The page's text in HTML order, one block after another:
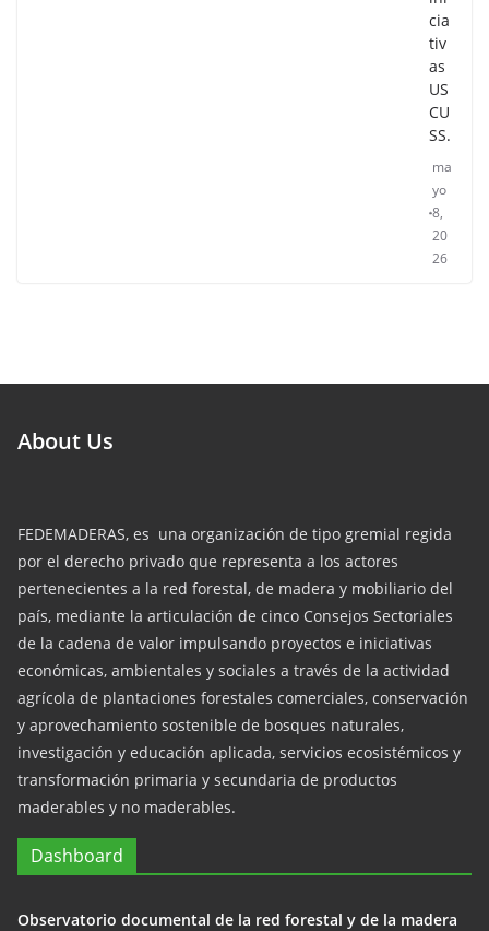
cia
tiv
as
US
CU
SS.
ma
yo
8,
20
26
About Us
FEDEMADERAS, es una organización de tipo gremial regida
por el derecho privado que representa a los actores
pertenecientes a la red forestal, de madera y mobiliario del
país, mediante la articulación de cinco Consejos Sectoriales
de la cadena de valor impulsando proyectos e iniciativas
económicas, ambientales y sociales a través de la actividad
agrícola de plantaciones forestales comerciales, conservación
y aprovechamiento sostenible de bosques naturales,
investigación y educación aplicada, servicios ecosistémicos y
transformación primaria y secundaria de productos
maderables y no maderables.
Dashboard
Observatorio documental de la red forestal y de la madera